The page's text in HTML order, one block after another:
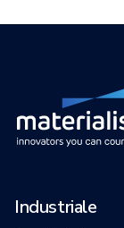
Industriale